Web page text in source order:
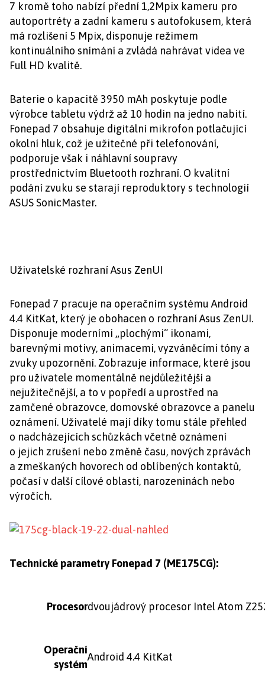
7 kromě toho nabízí přední 1,2Mpix kameru pro
autoportréty a zadní kameru s autofokusem, která
má rozlišení 5 Mpix, disponuje režimem
kontinuálního snímání a zvládá nahrávat videa ve
Full HD kvalitě.
Baterie o kapacitě 3950 mAh poskytuje podle
výrobce tabletu výdrž až 10 hodin na jedno nabití.
Fonepad 7 obsahuje digitální mikrofon potlačující
okolní hluk, což je užitečné při telefonování,
podporuje však i náhlavní soupravy
prostřednictvím Bluetooth rozhraní. O kvalitní
podání zvuku se starají reproduktory s technologií
ASUS SonicMaster.
Uživatelské rozhraní Asus ZenUI
Fonepad 7 pracuje na operačním systému Android
4.4 KitKat, který je obohacen o rozhraní Asus ZenUI.
Disponuje moderními „plochými“ ikonami,
barevnými motivy, animacemi, vyzváněcími tóny a
zvuky upozornění. Zobrazuje informace, které jsou
pro uživatele momentálně nejdůležitější a
nejužitečnější, a to v popředí a uprostřed na
zamčené obrazovce, domovské obrazovce a panelu
oznámení. Uživatelé mají díky tomu stále přehled
o nadcházejících schůzkách včetně oznámení
o jejich zrušení nebo změně času, nových zprávách
a zmeškaných hovorech od oblíbených kontaktů,
počasí v další cílové oblasti, narozeninách nebo
výročích.
Technické parametry Fonepad 7 (ME175CG):
Procesordvoujádrový procesor Intel Atom
Operační
systém
Android 4.4 KitKat